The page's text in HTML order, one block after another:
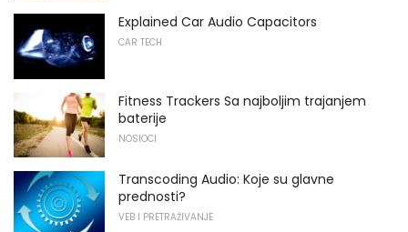
Explained Car Audio Capacitors
CAR TECH
Fitness Trackers Sa najboljim trajanjem
baterije
NOSIOCI
Transcoding Audio: Koje su glavne
prednosti?
VEB I PRETRAŽIVANJE